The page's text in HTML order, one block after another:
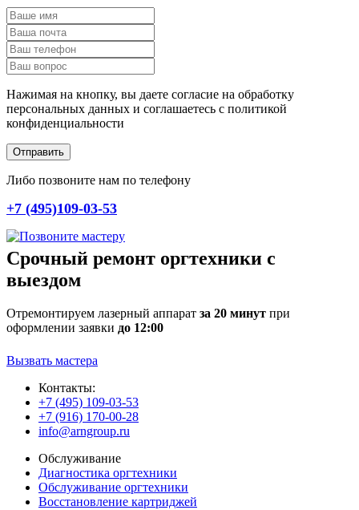
Нажимая на кнопку, вы даете согласие на обработку
персональных данных и соглашаетесь c политикой
конфиденциальности
Отправить
Либо позвоните нам по телефону
+7 (495)109-03-53
Срочный ремонт оргтехники с
выездом
Отремонтируем лазерный аппарат за 20 минут при
оформлении заявки до 12:00
Вызвать мастера
Контакты:
+7 (495) 109-03-53
+7 (916) 170-00-28
info@arngroup.ru
Обслуживание
Диагностика оргтехники
Обслуживание оргтехники
Восстановление картриджей